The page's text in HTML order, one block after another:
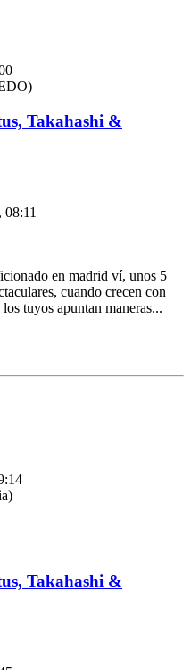
Takahashi &
08:11
en madrid ví, unos 5
cuando crecen con
tuyos apuntan maneras...
Takahashi &